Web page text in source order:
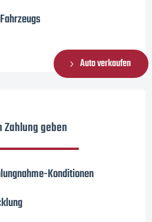
Auto verkaufen
Zahlung geben
Konditionen